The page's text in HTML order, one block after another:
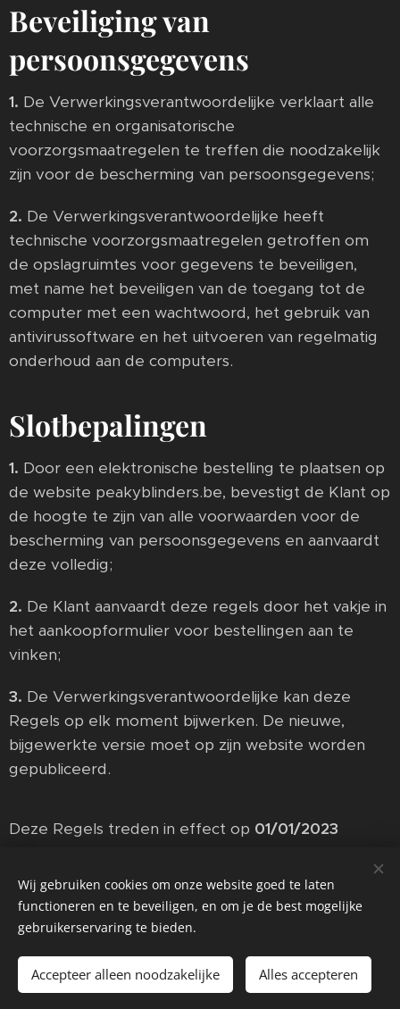
Beveiliging van
persoonsgegevens
1. De Verwerkingsverantwoordelijke verklaart alle
technische en organisatorische
voorzorgsmaatregelen te treffen die noodzakelijk
zijn voor de bescherming van persoonsgegevens;
2. De Verwerkingsverantwoordelijke heeft
technische voorzorgsmaatregelen getroffen om
de opslagruimtes voor gegevens te beveiligen,
met name het beveiligen van de toegang tot de
computer met een wachtwoord, het gebruik van
antivirussoftware en het uitvoeren van regelmatig
onderhoud aan de computers.
Slotbepalingen
1. Door een elektronische bestelling te plaatsen op
de website peakyblinders.be, bevestigt de Klant op
de hoogte te zijn van alle voorwaarden voor de
bescherming van persoonsgegevens en aanvaardt
deze volledig;
2. De Klant aanvaardt deze regels door het vakje in
het aankoopformulier voor bestellingen aan te
vinken;
3. De Verwerkingsverantwoordelijke kan deze
Regels op elk moment bijwerken. De nieuwe,
bijgewerkte versie moet op zijn website worden
gepubliceerd.
Deze Regels treden in effect op 01/01/2023
ANTWERPEN
Cookies
Wij gebruiken cookies om onze website goed te laten
functioneren en te beveiligen, en om je de best mogelijke
gebruikerservaring te bieden.
Accepteer alleen noodzakelijke Alles accepteren